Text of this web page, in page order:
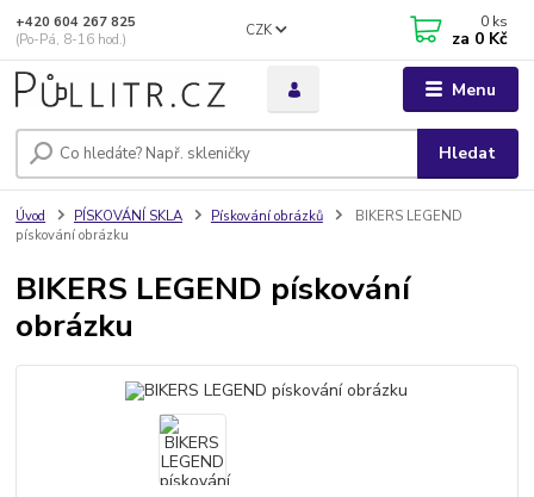
Menu
CZK
Hledat
+420 604 267 825
(Po-Pá, 8-16 hod.)
0 ks
za 0 Kč
Úvod PÍSKOVÁNÍ SKLA Pískování obrázků
BIKERS LEGEND
pískování obrázku
BIKERS LEGEND pískování
obrázku